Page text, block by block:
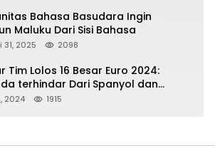
Bahasa Basudara Ingin
Maluku Dari Sisi Bahasa
31, 2025 2098
Tim Lolos 16 Besar Euro 2024:
terhindar Dari Spanyol dan
Prancis Bertemu Belgia
2024 1915